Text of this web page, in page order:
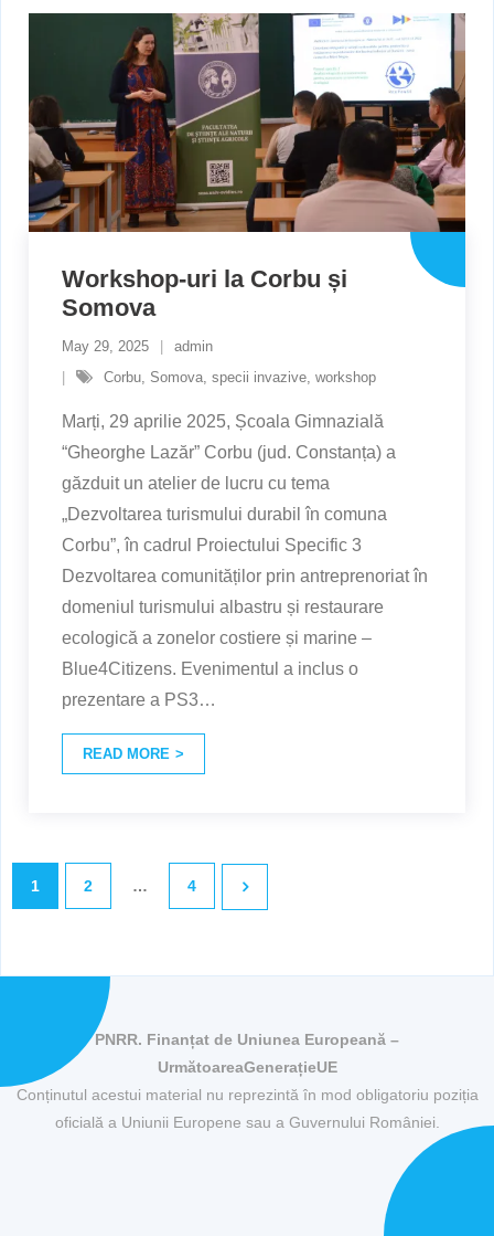
Workshop-uri la Corbu și
Somova
May 29, 2025
admin
Corbu, Somova, specii invazive, workshop
Marți, 29 aprilie 2025, Școala Gimnazială
“Gheorghe Lazăr” Corbu (jud. Constanța) a
găzduit un atelier de lucru cu tema
„Dezvoltarea turismului durabil în comuna
Corbu”, în cadrul Proiectului Specific 3
Dezvoltarea comunităților prin antreprenoriat în
domeniul turismului albastru și restaurare
ecologică a zonelor costiere și marine –
Blue4Citizens. Evenimentul a inclus o
prezentare a PS3…
READ MORE
1 2 … 4
PNRR. Finanțat de Uniunea Europeană –
UrmătoareaGenerațieUE
Conținutul acestui material nu reprezintă în mod obligatoriu poziția
oficială a Uniunii Europene sau a Guvernului României.